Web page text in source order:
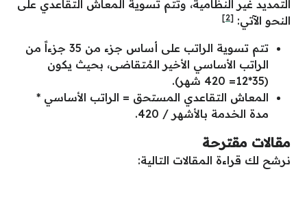
التمديد غير النظامية، وتتم تسوية المعاش التقاعدي على
النحو الآتي: [2]
تتم تسوية الراتب على أساس جزء من 35 جزءاً من
الراتب الأساسي الأخير المُتقاضى، بحيث يكون
(35*12= 420 شهر).
المعاش التقاعدي المستحق = الراتب الأساسي *
مدة الخدمة بالأشهر / 420.
مقالات مقترحة
نرشح لك قراءة المقالات التالية: